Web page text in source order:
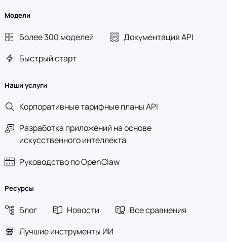
Модели
Более 300 моделей
Документация API
Быстрый старт
Наши услуги
Корпоративные тарифные планы API
Разработка приложений на основе
искусственного интеллекта
Руководство по OpenClaw
Ресурсы
Блог Новости
Все сравнения
Лучшие инструменты ИИ